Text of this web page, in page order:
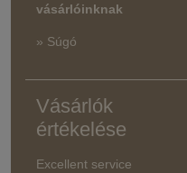
vásárlóinknak
» Súgó
Vásárlók
értékelése
Excellent service